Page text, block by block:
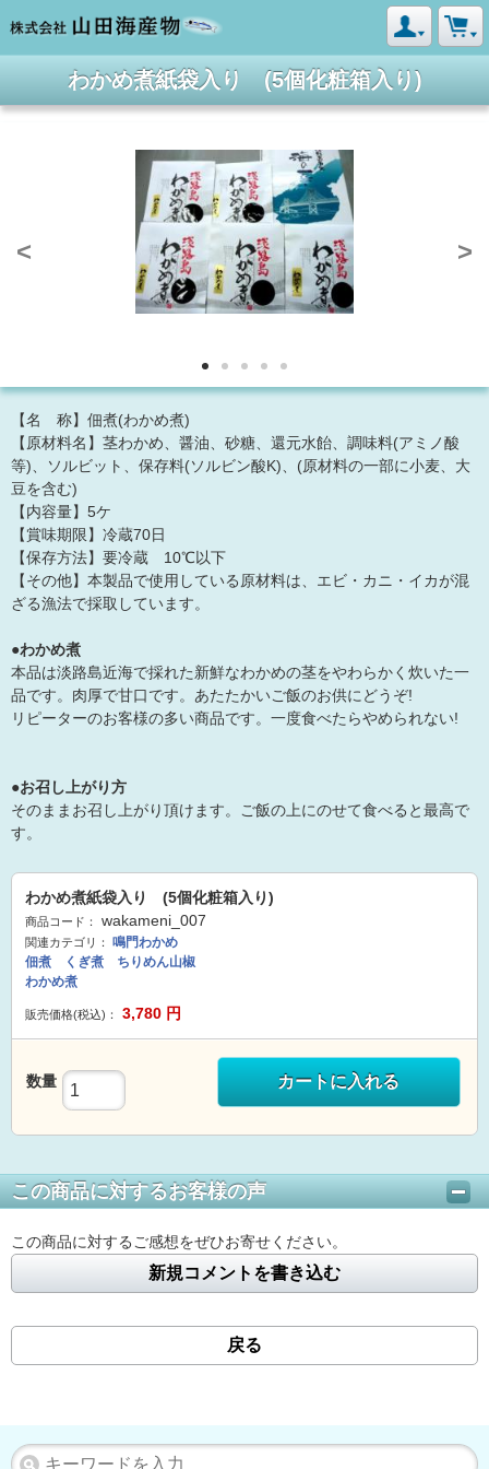
わかめ煮紙袋入り (5個化粧箱入り)
< >
【名 称】佃煮(わかめ煮)
【原材料名】茎わかめ、醤油、砂糖、還元水飴、調味料(アミノ酸
等)、ソルビット、保存料(ソルビン酸K)、(原材料の一部に小麦、大
豆を含む)
【内容量】5ケ
【賞味期限】冷蔵70日
【保存方法】要冷蔵 10℃以下
【その他】本製品で使用している原材料は、エビ・カニ・イカが混
ざる漁法で採取しています。
●わかめ煮
本品は淡路島近海で採れた新鮮なわかめの茎をやわらかく炊いた一
品です。肉厚で甘口です。あたたかいご飯のお供にどうぞ!
リピーターのお客様の多い商品です。一度食べたらやめられない!
●お召し上がり方
そのままお召し上がり頂けます。ご飯の上にのせて食べると最高で
す。
わかめ煮紙袋入り (5個化粧箱入り)
商品コード： wakameni_007
関連カテゴリ：
鳴門わかめ
佃煮 くぎ煮 ちりめん山椒
わかめ煮
販売価格(税込)： 3,780 円
数量 カートに入れる
この商品に対するお客様の声
この商品に対するご感想をぜひお寄せください。
新規コメントを書き込む
戻る